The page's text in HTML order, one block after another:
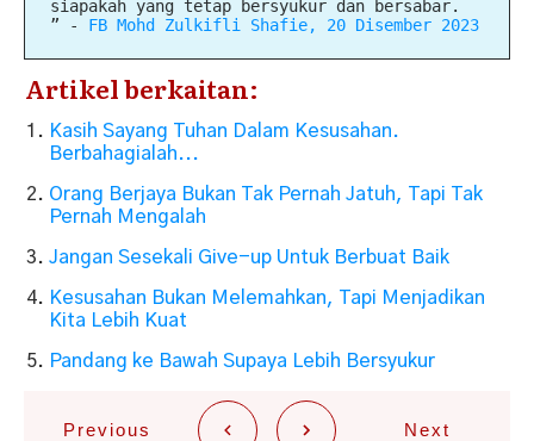
siapakah yang tetap bersyukur dan bersabar.
”
- FB Mohd Zulkifli Shafie, 20 Disember 2023
Artikel berkaitan:
Kasih Sayang Tuhan Dalam Kesusahan.
Berbahagialah...
Orang Berjaya Bukan Tak Pernah Jatuh, Tapi Tak
Pernah Mengalah
Jangan Sesekali Give-up Untuk Berbuat Baik
Kesusahan Bukan Melemahkan, Tapi Menjadikan
Kita Lebih Kuat
Pandang ke Bawah Supaya Lebih Bersyukur
Previous Next